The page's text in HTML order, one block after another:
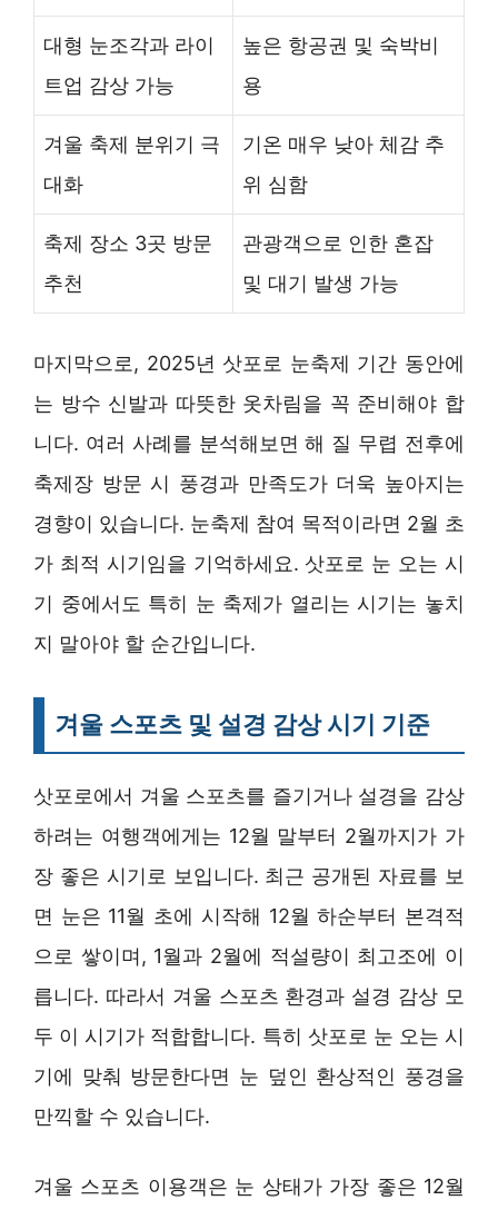
대형 눈조각과 라이
트업 감상 가능
높은 항공권 및 숙박비
용
겨울 축제 분위기 극
대화
기온 매우 낮아 체감 추
위 심함
축제 장소 3곳 방문
추천
관광객으로 인한 혼잡
및 대기 발생 가능
마지막으로, 2025년 삿포로 눈축제 기간 동안에
는 방수 신발과 따뜻한 옷차림을 꼭 준비해야 합
니다. 여러 사례를 분석해보면 해 질 무렵 전후에
축제장 방문 시 풍경과 만족도가 더욱 높아지는
경향이 있습니다. 눈축제 참여 목적이라면 2월 초
가 최적 시기임을 기억하세요. 삿포로 눈 오는 시
기 중에서도 특히 눈 축제가 열리는 시기는 놓치
지 말아야 할 순간입니다.
겨울 스포츠 및 설경 감상 시기 기준
삿포로에서 겨울 스포츠를 즐기거나 설경을 감상
하려는 여행객에게는 12월 말부터 2월까지가 가
장 좋은 시기로 보입니다. 최근 공개된 자료를 보
면 눈은 11월 초에 시작해 12월 하순부터 본격적
으로 쌓이며, 1월과 2월에 적설량이 최고조에 이
릅니다. 따라서 겨울 스포츠 환경과 설경 감상 모
두 이 시기가 적합합니다. 특히 삿포로 눈 오는 시
기에 맞춰 방문한다면 눈 덮인 환상적인 풍경을
만끽할 수 있습니다.
겨울 스포츠 이용객은 눈 상태가 가장 좋은 12월